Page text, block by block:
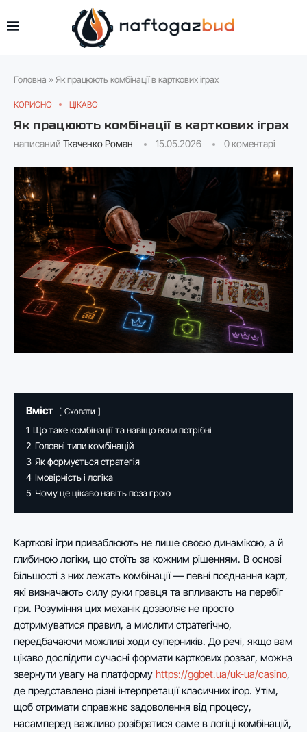
Головна » Як працюють комбінації в карткових іграх
КОРИСНО ЦІКАВО
Як працюють комбінації в карткових іграх
написаний Ткаченко Роман 15.05.2026 0 коментарі
Вміст Сховати
1 Що таке комбінації та навіщо вони потрібні
2 Головні типи комбінацій
3 Як формується стратегія
4 Імовірність і логіка
5 Чому це цікаво навіть поза грою
Карткові ігри приваблюють не лише своєю динамікою, а й
глибиною логіки, що стоїть за кожним рішенням. В основі
більшості з них лежать комбінації — певні поєднання карт,
які визначають силу руки гравця та впливають на перебіг
гри. Розуміння цих механік дозволяє не просто
дотримуватися правил, а мислити стратегічно,
передбачаючи можливі ходи суперників. До речі, якщо вам
цікаво дослідити сучасні формати карткових розваг, можна
звернути увагу на платформу https://ggbet.ua/uk-ua/casino,
де представлено різні інтерпретації класичних ігор. Утім,
щоб отримати справжнє задоволення від процесу,
насамперед важливо розібратися саме в логіці комбінацій,